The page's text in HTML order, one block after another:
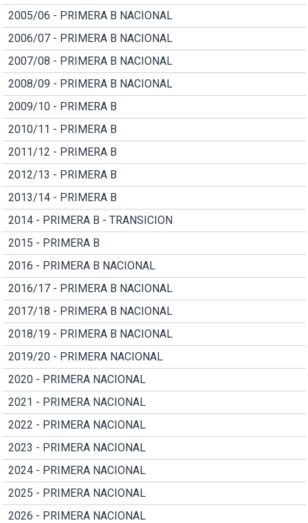
2005/06 - PRIMERA B NACIONAL
2006/07 - PRIMERA B NACIONAL
2007/08 - PRIMERA B NACIONAL
2008/09 - PRIMERA B NACIONAL
2009/10 - PRIMERA B
2010/11 - PRIMERA B
2011/12 - PRIMERA B
2012/13 - PRIMERA B
2013/14 - PRIMERA B
2014 - PRIMERA B - TRANSICION
2015 - PRIMERA B
2016 - PRIMERA B NACIONAL
2016/17 - PRIMERA B NACIONAL
2017/18 - PRIMERA B NACIONAL
2018/19 - PRIMERA B NACIONAL
2019/20 - PRIMERA NACIONAL
2020 - PRIMERA NACIONAL
2021 - PRIMERA NACIONAL
2022 - PRIMERA NACIONAL
2023 - PRIMERA NACIONAL
2024 - PRIMERA NACIONAL
2025 - PRIMERA NACIONAL
2026 - PRIMERA NACIONAL